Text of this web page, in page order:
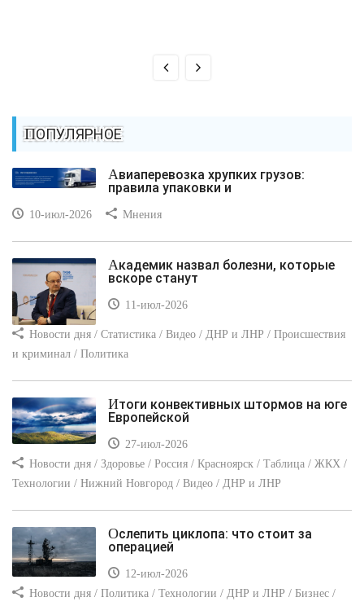
ПОПУЛЯРНОЕ
Авиаперевозка хрупких грузов:
правила упаковки и
10-июл-2026 Мнения
Академик назвал болезни, которые
вскоре станут
11-июл-2026
Новости дня / Статистика / Видео / ДНР и ЛНР / Происшествия
и криминал / Политика
Итоги конвективных штормов на юге
Европейской
27-июл-2026
Новости дня / Здоровье / Россия / Красноярск / Таблица / ЖКХ /
Технологии / Нижний Новгород / Видео / ДНР и ЛНР
Ослепить циклопа: что стоит за
операцией
12-июл-2026
Новости дня / Политика / Технологии / ДНР и ЛНР / Бизнес /